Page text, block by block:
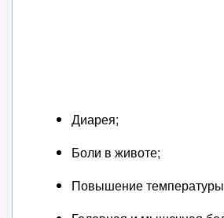
Диарея;
Боли в животе;
Повышение температуры